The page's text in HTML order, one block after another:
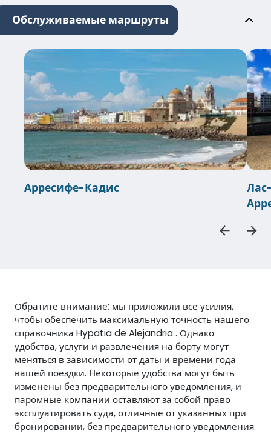
Обслуживаемые маршруты
Арресифе-Кадис
Обратите внимание: мы приложили все усилия,
чтобы обеспечить максимальную точность нашего
справочника Hypatia de Alejandria . Однако
удобства, услуги и развлечения на борту могут
меняться в зависимости от даты и времени года
вашей поездки. Некоторые удобства могут быть
изменены без предварительного уведомления, и
паромные компании оставляют за собой право
эксплуатировать суда, отличные от указанных при
бронировании, без предварительного уведомления.